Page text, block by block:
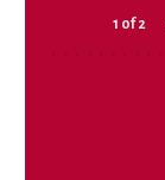
1 of 2